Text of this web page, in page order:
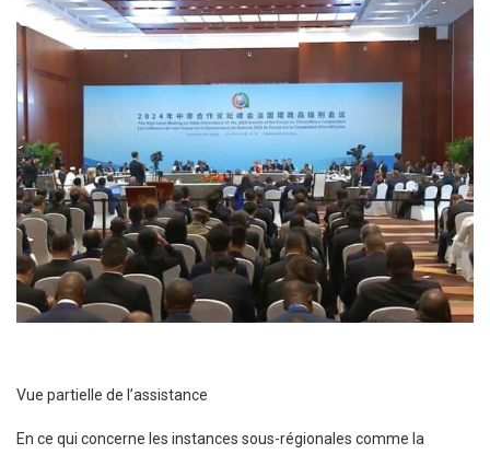
Vue partielle de l’assistance
En ce qui concerne les instances sous-régionales comme la